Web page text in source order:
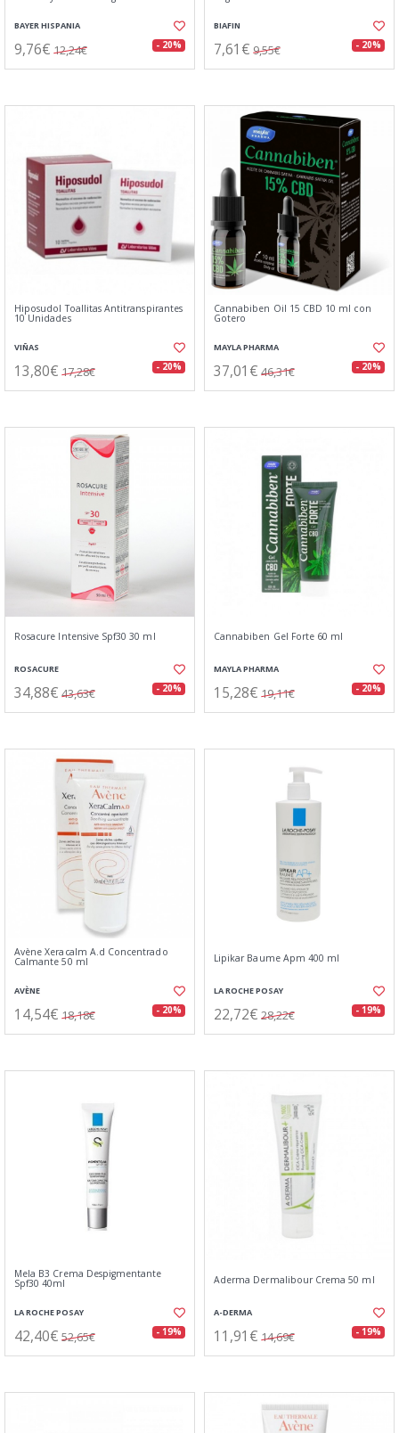
BAYER HISPANIA
9,76€ 12,24€ - 20%
BIAFIN
7,61€ 9,55€ - 20%
Hiposudol Toallitas Antitranspirantes
10 Unidades
VIÑAS
13,80€ 17,28€ - 20%
Cannabiben Oil 15 CBD 10 ml con
Gotero
MAYLA PHARMA
37,01€ 46,31€ - 20%
Rosacure Intensive Spf30 30 ml
ROSACURE
34,88€ 43,63€ - 20%
Cannabiben Gel Forte 60 ml
MAYLA PHARMA
15,28€ 19,11€ - 20%
Avène Xeracalm A.d Concentrado
Calmante 50 ml
AVÈNE
14,54€ 18,18€ - 20%
Lipikar Baume Apm 400 ml
LA ROCHE POSAY
22,72€ 28,22€ - 19%
Mela B3 Crema Despigmentante
Spf30 40ml
LA ROCHE POSAY
42,40€ 52,65€ - 19%
Aderma Dermalibour Crema 50 ml
A-DERMA
11,91€ 14,69€ - 19%